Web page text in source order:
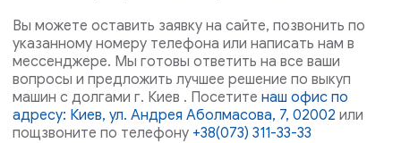
Вы можете оставить заявку на сайте, позвонить по
указанному номеру телефона или написать нам в
мессенджере. Мы готовы ответить на все ваши
вопросы и предложить лучшее решение по выкуп
машин с долгами г. Киев . Посетитенаш офис по
адресу: Киев, ул. Андрея Аболмасова, 7, 02002 или
пощзвоните по телефону +38(073) 311-33-33